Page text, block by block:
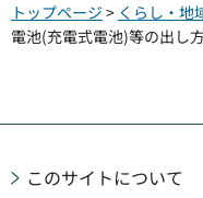
トップページ > くらし・地
電池(充電式電池)等の出し
このサイトについて